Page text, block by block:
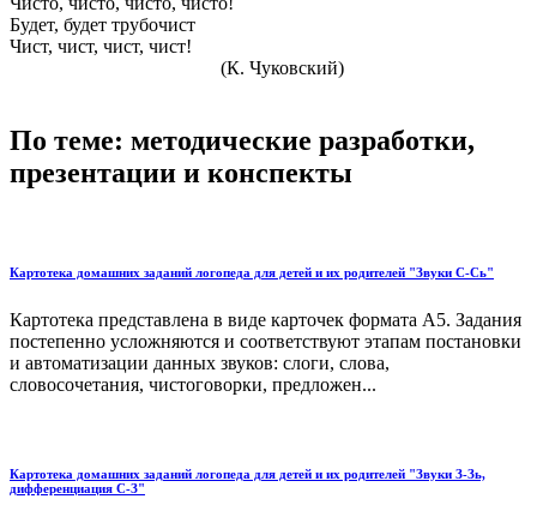
Будет, будет трубочист
Чист, чист, чист, чист!
(К. Чуковский)
По теме: методические разработки,
презентации и конспекты
Картотека домашних заданий логопеда для детей и их родителей "Звуки С-Сь"
Картотека представлена в виде карточек формата А5. Задания
постепенно усложняются и соответствуют этапам постановки
и автоматизации данных звуков: слоги, слова,
словосочетания, чистоговорки, предложен...
Картотека домашних заданий логопеда для детей и их родителей "Звуки З-Зь,
дифференциация С-З"